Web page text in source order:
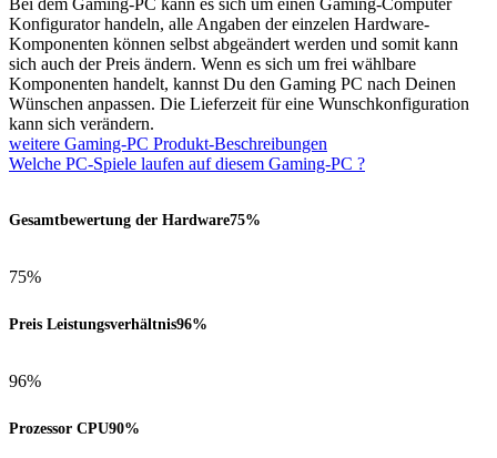
Konfigurator handeln, alle Angaben der einzelen Hardware-
Komponenten können selbst abgeändert werden und somit kann
sich auch der Preis ändern. Wenn es sich um frei wählbare
Komponenten handelt, kannst Du den Gaming PC nach Deinen
Wünschen anpassen. Die Lieferzeit für eine Wunschkonfiguration
kann sich verändern.
weitere Gaming-PC Produkt-Beschreibungen
Welche PC-Spiele laufen auf diesem Gaming-PC ?
Gesamtbewertung der Hardware75%
75%
Preis Leistungsverhältnis96%
96%
Prozessor CPU90%